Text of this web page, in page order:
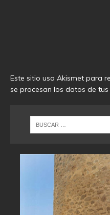
Este sitio usa Akismet para
se procesan los datos de